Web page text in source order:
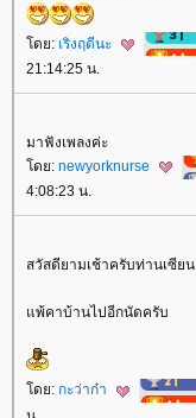
ดย: เริงฤดีนะ
21:14:25 น.
มาฟังเพลงค่ะ
ดย: newyorknurse
4:08:23 น.
สวัสดียามเช้าครับท่านเซียน
พ้คาบ้านไปอีกนัดครับ
ดย: กะว่าก๋า